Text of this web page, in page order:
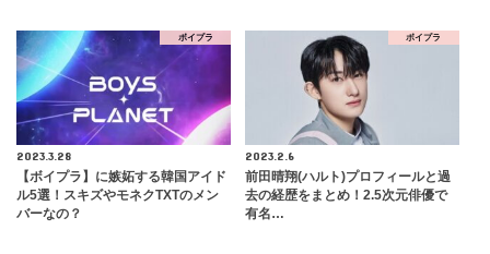
ボイプラ
2023.3.28
【ボイプラ】に嫉妬する韓国アイド
ル5選！スキズやモネクTXTのメン
バーなの？
ボイプラ
2023.2.6
前田晴翔(ハルト)プロフィールと過
去の経歴をまとめ！2.5次元俳優で
有名…